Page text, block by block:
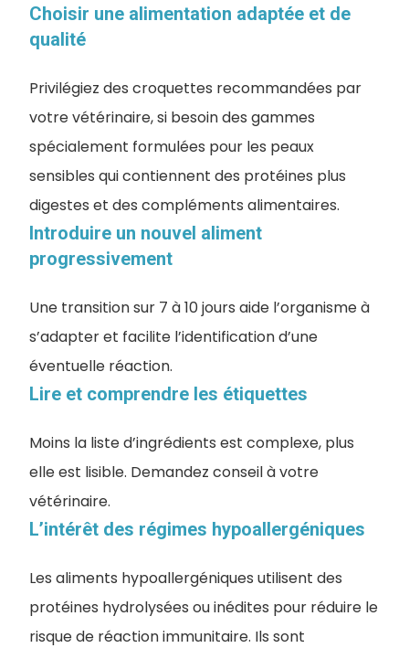
Choisir une alimentation adaptée et de
qualité
Privilégiez des croquettes recommandées par
votre vétérinaire, si besoin des gammes
spécialement formulées pour les peaux
sensibles qui contiennent des protéines plus
digestes et des compléments alimentaires.
Introduire un nouvel aliment
progressivement
Une transition sur 7 à 10 jours aide l’organisme à
s’adapter et facilite l’identification d’une
éventuelle réaction.
Lire et comprendre les étiquettes
Moins la liste d’ingrédients est complexe, plus
elle est lisible. Demandez conseil à votre
vétérinaire.
L’intérêt des régimes hypoallergéniques
Les aliments hypoallergéniques utilisent des
protéines hydrolysées ou inédites pour réduire le
risque de réaction immunitaire. Ils sont